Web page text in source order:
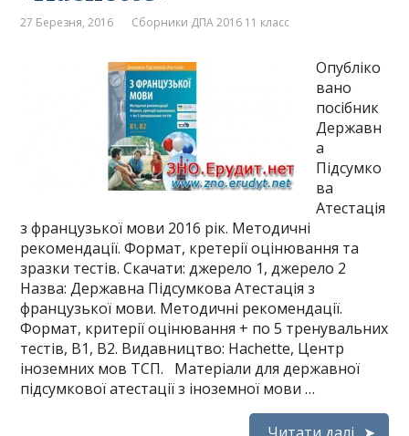
27 Березня, 2016 Сборники ДПА 2016 11 класс
Опубліко
вано
посібник
Державн
а
Підсумко
ва
Атестація
з французької мови 2016 рік. Методичні
рекомендації. Формат, кретерії оцінювання та
зразки тестів. Скачати: джерело 1, джерело 2
Назва: Державна Підсумкова Атестація з
французької мови. Методичні рекомендації.
Формат, критерії оцінювання + по 5 тренувальних
тестів, B1, B2. Видавництво: Hachette, Центр
іноземних мов ТСП. Матеріали для державної
підсумкової атестації з іноземної мови …